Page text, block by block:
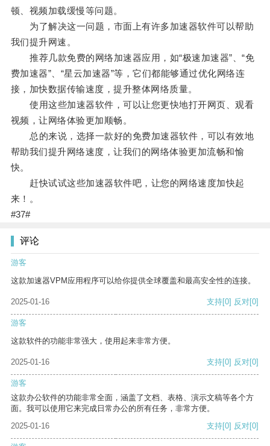
顿、视频加载缓慢等问题。
为了解决这一问题，市面上有许多加速器软件可以帮助
我们提升网速。
推荐几款免费的网络加速器应用，如“极速加速器”、“免
费加速器”、“星云加速器”等，它们都能够通过优化网络连
接，加快数据传输速度，提升整体网络质量。
使用这些加速器软件，可以让您更快地打开网页、观看
视频，让网络体验更加顺畅。
总的来说，选择一款好的免费加速器软件，可以有效地
帮助我们提升网络速度，让我们的网络体验更加流畅和愉
快。
赶快试试这些加速器软件吧，让您的网络速度加快起
来！。
#37#
评论
游客
这款加速器VPM应用程序可以给你提供全球覆盖和最高安全性的连接。
2025-01-16 支持[0] 反对[0]
游客
这款软件的功能非常强大，使用起来非常方便。
2025-01-16 支持[0] 反对[0]
游客
这款办公软件的功能非常全面，涵盖了文档、表格、演示文稿等各个方
面。我可以使用它来完成日常办公的所有任务，非常方便。
2025-01-16
支持[0] 反对[0]